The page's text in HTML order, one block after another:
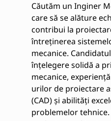
Căutăm un Inginer
care să se alăture
contribui la
întreținerea
mecanice.
înțelegere solidă a
mecanice,
urilor de proiectare
(CAD) și abilități
problemelor